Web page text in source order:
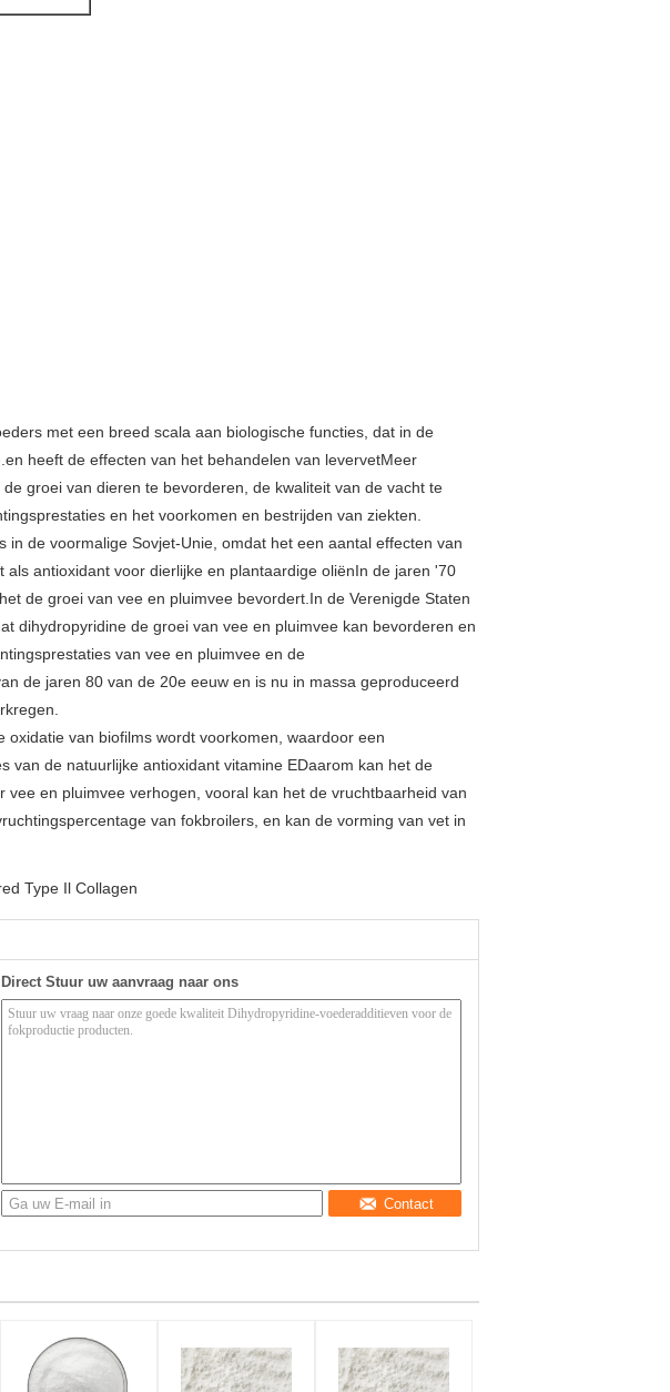
met een breed scala aan biologische functies, dat in de
heeft de effecten van het behandelen van levervetMeer
groei van dieren te bevorderen, de kwaliteit van de vacht te
en het voorkomen en bestrijden van ziekten.
de voormalige Sovjet-Unie, omdat het een aantal effecten van
antioxidant voor dierlijke en plantaardige oliënIn de jaren '70
de groei van vee en pluimvee bevordert.In de Verenigde Staten
dihydropyridine de groei van vee en pluimvee kan bevorderen en
van vee en pluimvee en de
de jaren 80 van de 20e eeuw en is nu in massa geproduceerd
van biofilms wordt voorkomen, waardoor een
van de natuurlijke antioxidant vitamine EDaarom kan het de
en pluimvee verhogen, vooral kan het de vruchtbaarheid van
van fokbroilers, en kan de vorming van vet in
Type Il Collagen
Direct Stuur uw aanvraag naar ons
Contact